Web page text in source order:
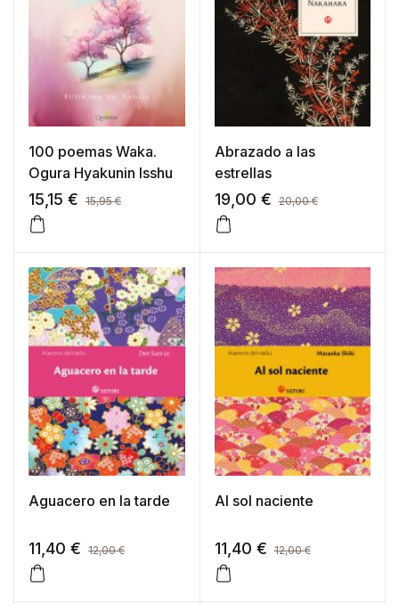
100 poemas Waka.
Ogura Hyakunin Isshu
15,15 € 15,95€
Abrazado a las
estrellas
19,00 € 20,00€
Aguacero en la tarde
11,40 € 12,00€
Al sol naciente
11,40 € 12,00€